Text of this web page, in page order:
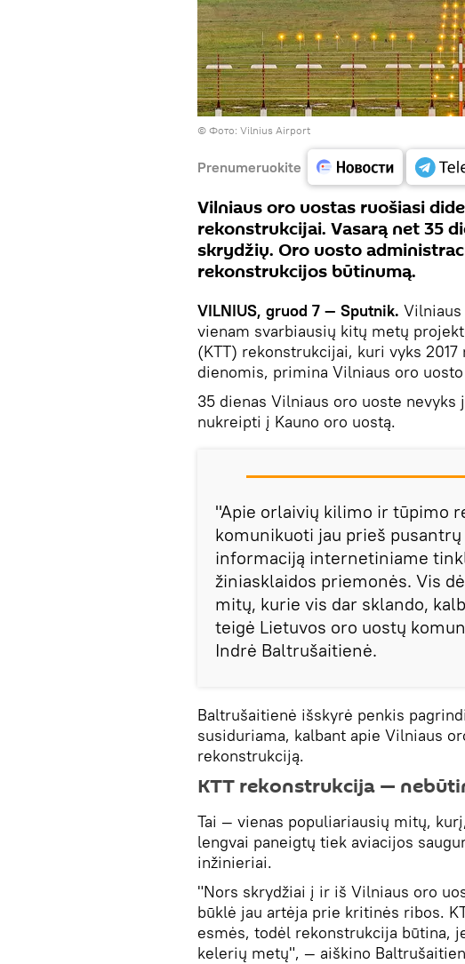
© Фото: Vilnius Airport
Prenumeruokite
Vilniaus oro uostas ruošiasi
rekonstrukcijai. Vasarą net 35
skrydžių. Oro uosto
rekonstrukcijos būtinumą.
VILNIUS, gruod 7 — Sputnik.
vienam svarbiausių kitų metų
(KTT) rekonstrukcijai, kuri vyks
dienomis, primina Vilniaus oro
35 dienas Vilniaus oro uoste nevyks
nukreipti į Kauno oro uostą.
"Apie orlaivių kilimo ir tūpimo
komunikuoti jau prieš
informaciją internetiniame
žiniasklaidos priemonės. Vis
mitų, kurie vis dar sklando,
teigė Lietuvos oro uostų
Indrė Baltrušaitienė.
Baltrušaitienė išskyrė penkis
susiduriama, kalbant apie Vilniaus
rekonstrukciją.
KTT rekonstrukcija —
Tai — vienas populiariausių mitų,
lengvai paneigtų tiek aviacijos
inžinieriai.
"Nors skrydžiai į ir iš Vilniaus oro
būklė jau artėja prie kritinės ribos.
esmės, todėl rekonstrukcija būtina,
kelerių metų", — aiškino